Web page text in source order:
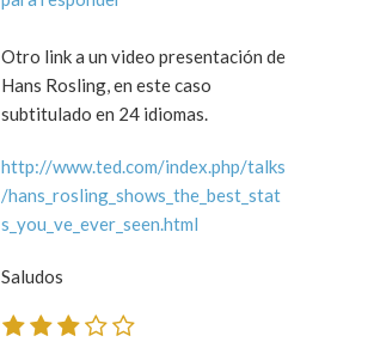
Otro link a un video presentación de
Hans Rosling, en este caso
subtitulado en 24 idiomas.
http://www.ted.com/index.php/talks
/hans_rosling_shows_the_best_stat
s_you_ve_ever_seen.html
Saludos